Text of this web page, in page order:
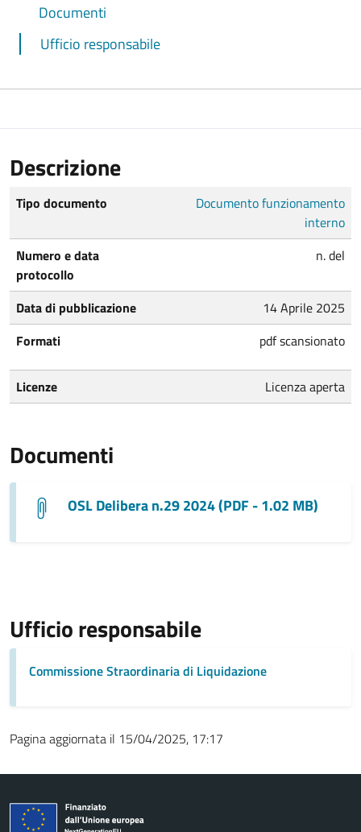
Documenti
Ufficio responsabile
Descrizione
Tipo documento
Documento funzionamento
interno
Numero e data
protocollo
n. del
Data di pubblicazione
14 Aprile 2025
Formati
pdf scansionato
Licenze Licenza aperta
Documenti
OSL Delibera n.29 2024 (PDF - 1.02 MB)
Ufficio responsabile
Commissione Straordinaria di Liquidazione
Pagina aggiornata il 15/04/2025, 17:17